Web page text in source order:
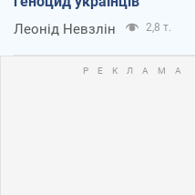
Леонід Невзлін 2,8 т.